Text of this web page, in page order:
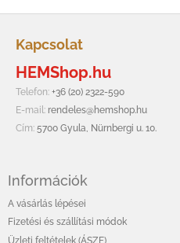
Kapcsolat
HEMShop.hu
Telefon: +36 (20) 2322-590
E-mail: rendeles@hemshop.hu
Cím: 5700 Gyula, Nürnbergi u. 10.
Információk
A vásárlás lépései
Fizetési és szállítási módok
Üzleti feltételek (ÁSZF)